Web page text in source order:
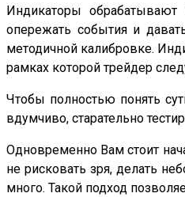
Индикаторы обрабатывают
опережать события и
методичной калибровке.
рамках которой трейдер
Чтобы полностью понять
вдумчиво, старательно
Одновременно Вам стоит
не рисковать зря, делать
много. Такой подход